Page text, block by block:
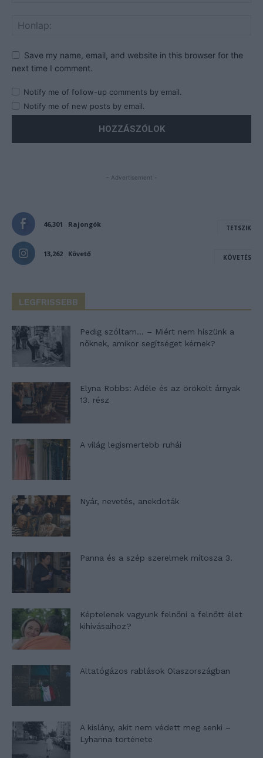
Save my name, email, and website in this browser for the
next time I comment.
Notify me of follow-up comments by email.
Notify me of new posts by email.
- Advertisement -
46,301 Rajongók TETSZIK
13,262 Követő KÖVETÉS
LEGFRISSEBB
Pedig szóltam… – Miért nem hiszünk a
nőknek, amikor segítséget kérnek?
Elyna Robbs: Adéle és az örökölt árnyak
13. rész
A világ legismertebb ruhái
Nyár, nevetés, anekdoták
Panna és a szép szerelmek mítosza 3.
Képtelenek vagyunk felnőni a felnőtt élet
kihívásaihoz?
Altatógázos rablások Olaszországban
A kislány, akit nem védett meg senki –
Lyhanna története